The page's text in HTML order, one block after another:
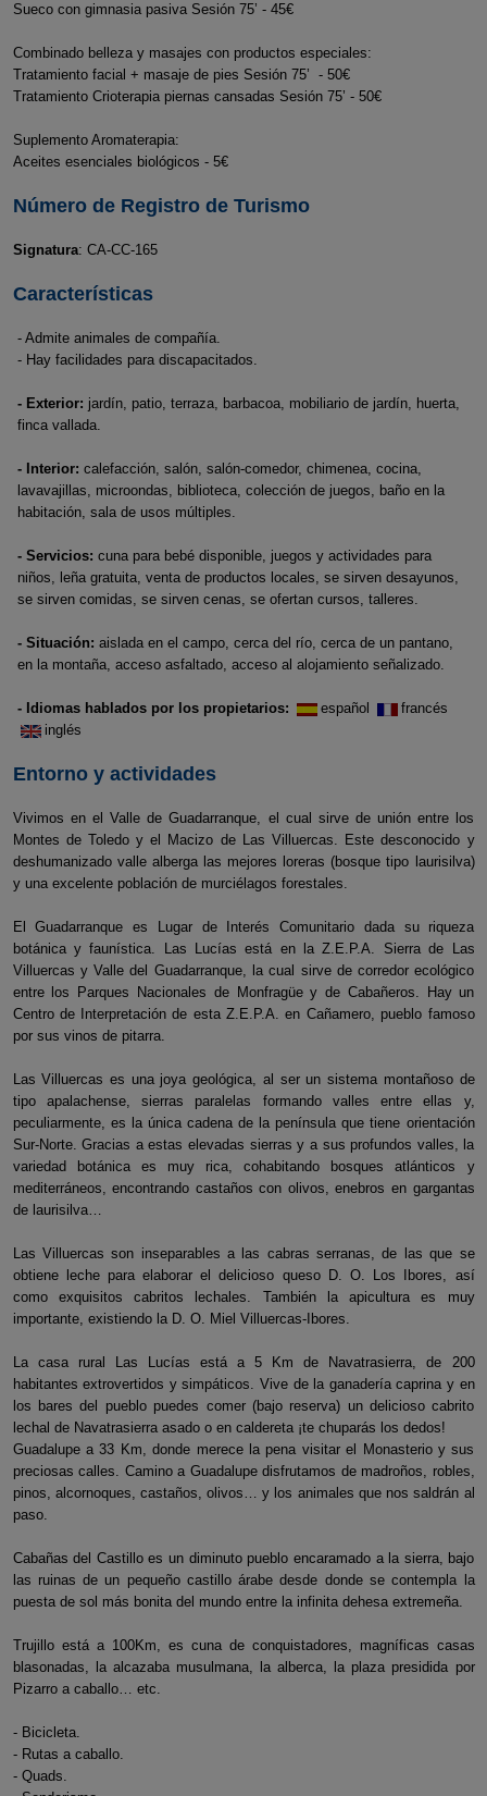
Sueco con gimnasia pasiva Sesión 75’ - 45€
Combinado belleza y masajes con productos especiales:
Tratamiento facial + masaje de pies Sesión 75’ - 50€
Tratamiento Crioterapia piernas cansadas Sesión 75’ - 50€
Suplemento Aromaterapia:
Aceites esenciales biológicos - 5€
Número de Registro de Turismo
Signatura: CA-CC-165
Características
- Admite animales de compañía.
- Hay facilidades para discapacitados.
- Exterior: jardín, patio, terraza, barbacoa, mobiliario de jardín, huerta,
finca vallada.
- Interior: calefacción, salón, salón-comedor, chimenea, cocina,
lavavajillas, microondas, biblioteca, colección de juegos, baño en la
habitación, sala de usos múltiples.
- Servicios: cuna para bebé disponible, juegos y actividades para
niños, leña gratuita, venta de productos locales, se sirven desayunos,
se sirven comidas, se sirven cenas, se ofertan cursos, talleres.
- Situación: aislada en el campo, cerca del río, cerca de un pantano,
en la montaña, acceso asfaltado, acceso al alojamiento señalizado.
- Idiomas hablados por los propietarios: español
francés
inglés
Entorno y actividades
Vivimos en el Valle de Guadarranque, el cual sirve de unión entre los
Montes de Toledo y el Macizo de Las Villuercas. Este desconocido y
deshumanizado valle alberga las mejores loreras (bosque tipo laurisilva)
y una excelente población de murciélagos forestales.
El Guadarranque es Lugar de Interés Comunitario dada su riqueza
botánica y faunística. Las Lucías está en la Z.E.P.A. Sierra de Las
Villuercas y Valle del Guadarranque, la cual sirve de corredor ecológico
entre los Parques Nacionales de Monfragüe y de Cabañeros. Hay un
Centro de Interpretación de esta Z.E.P.A. en Cañamero, pueblo famoso
por sus vinos de pitarra.
Las Villuercas es una joya geológica, al ser un sistema montañoso de
tipo apalachense, sierras paralelas formando valles entre ellas y,
peculiarmente, es la única cadena de la península que tiene orientación
Sur-Norte. Gracias a estas elevadas sierras y a sus profundos valles, la
variedad botánica es muy rica, cohabitando bosques atlánticos y
mediterráneos, encontrando castaños con olivos, enebros en gargantas
de laurisilva…
Las Villuercas son inseparables a las cabras serranas, de las que se
obtiene leche para elaborar el delicioso queso D. O. Los Ibores, así
como exquisitos cabritos lechales. También la apicultura es muy
importante, existiendo la D. O. Miel Villuercas-Ibores.
La casa rural Las Lucías está a 5 Km de Navatrasierra, de 200
habitantes extrovertidos y simpáticos. Vive de la ganadería caprina y en
los bares del pueblo puedes comer (bajo reserva) un delicioso cabrito
lechal de Navatrasierra asado o en caldereta ¡te chuparás los dedos!
Guadalupe a 33 Km, donde merece la pena visitar el Monasterio y sus
preciosas calles. Camino a Guadalupe disfrutamos de madroños, robles,
pinos, alcornoques, castaños, olivos… y los animales que nos saldrán al
paso.
Cabañas del Castillo es un diminuto pueblo encaramado a la sierra, bajo
las ruinas de un pequeño castillo árabe desde donde se contempla la
puesta de sol más bonita del mundo entre la infinita dehesa extremeña.
Trujillo está a 100Km, es cuna de conquistadores, magníficas casas
blasonadas, la alcazaba musulmana, la alberca, la plaza presidida por
Pizarro a caballo… etc.
- Bicicleta.
- Rutas a caballo.
- Quads.